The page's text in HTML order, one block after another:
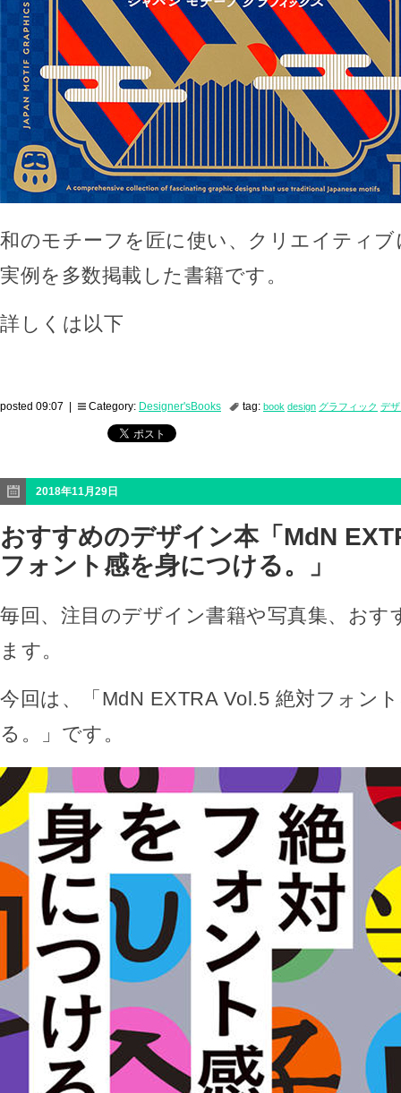
和のモチーフを匠に使い、クリエイティ
実例を多数掲載した書籍です。
詳しくは以下
posted 09:07 | Category: Designer'sBooks tag: book design グラフィック デ
2018年11月29日
おすすめのデザイン本「MdN
フォント感を身につける。」
毎回、注目のデザイン書籍や写真集、おす
ます。
今回は、「MdN EXTRA Vol.5 絶対フォン
る。」です。